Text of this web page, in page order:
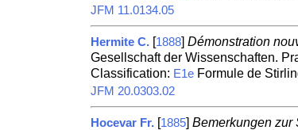
JFM 11.0134.05
Hermite C. [1888] Démonstration
Gesellschaft der Wissenschaften.
Classification: E1eFormule de
JFM 20.0303.02
Hocevar Fr. [1885] Bemerkungen zur